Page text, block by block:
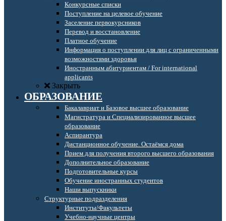
Конкурсные списки
Поступление на целевое обучение
Заселение первокурсников
Перевод и восстановление
Платное обучение
Информация о поступлении для лиц с ограниченными
возможностями здоровья
Иностранным абитуриентам / For international
applicants
Закрыть
ОБРАЗОВАНИЕ
Бакалавриат и Базовое высшее образование
Магистратура и Специализированное высшее
образование
Аспирантура
Дистанционное обучение. Остаёмся дома
Прием для получения второго высшего образования
Дополнительное образование
Подготовительные курсы
Обучение иностранных студентов
Наши выпускники
Структурные подразделения
Институты/Факультеты
Учебно-научные центры